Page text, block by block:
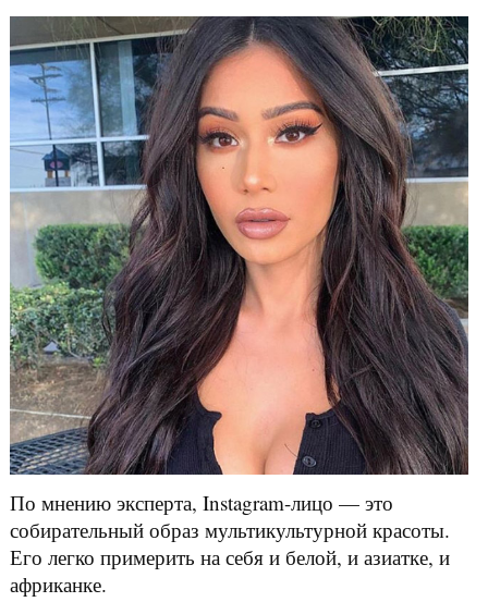
По мнению эксперта, Instagram-лицо — это
собирательный образ мультикультурной красоты.
Его легко примерить на себя и белой, и азиатке, и
африканке.